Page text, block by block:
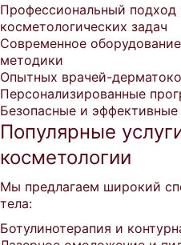
Профессиональный
косметологических задач
Современное
методики
Опытных врачей-
Персонализированные
Безопасные и
Популярные
косметологии
Мы предлагаем широкий
тела:
Ботулинотерапия и